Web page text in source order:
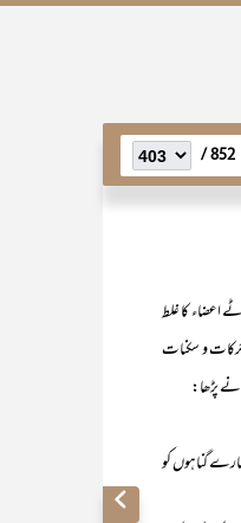
852 /
کا غلط
و سکنات
نے پڑھا:
گناہوں کو